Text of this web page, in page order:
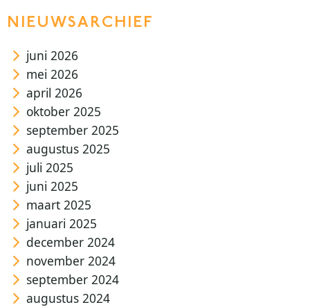
NIEUWSARCHIEF
juni 2026
mei 2026
april 2026
oktober 2025
september 2025
augustus 2025
juli 2025
juni 2025
maart 2025
januari 2025
december 2024
november 2024
september 2024
augustus 2024